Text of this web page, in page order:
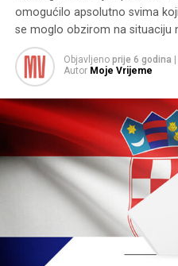
omogućilo apsolutno svima
se moglo obzirom na situaciju
Objavljeno prije 6 godina
Autor Moje Vrijeme